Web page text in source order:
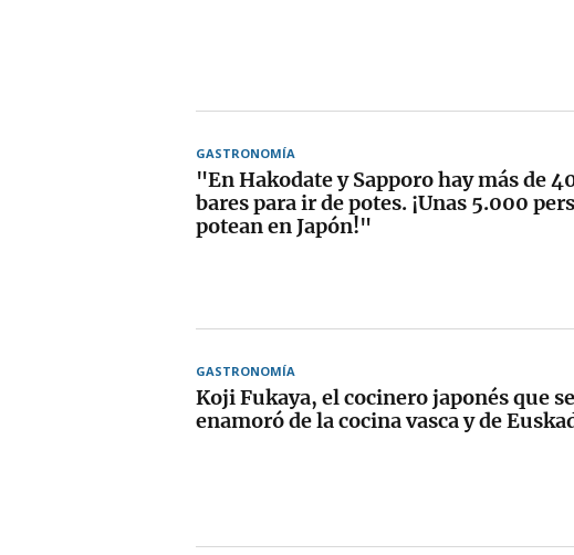
GASTRONOMÍA
"En Hakodate y Sapporo hay más de
bares para ir de potes. ¡Unas 5.000
potean en Japón!"
GASTRONOMÍA
Koji Fukaya, el cocinero japonés que se
enamoró de la cocina vasca y de